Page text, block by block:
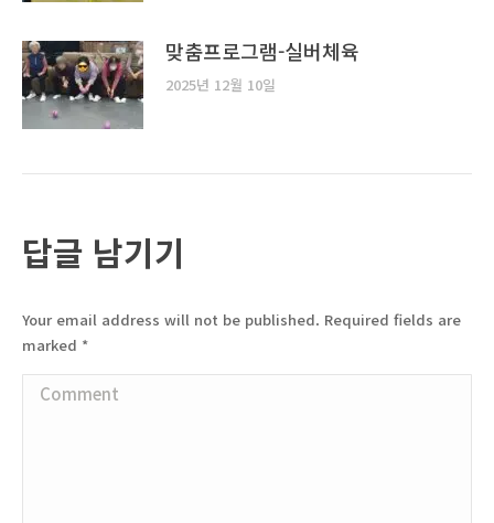
맞춤프로그램-실버체육
2025년 12월 10일
답글 남기기
Your email address will not be published. Required fields are
marked *
Comment